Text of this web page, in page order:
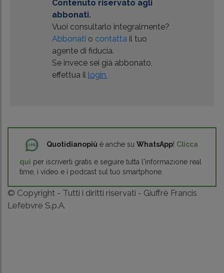
Contenuto riservato agli
abbonati.
Vuoi consultarlo integralmente?
Abbonati o contattail tuo
agente di fiducia.
Se invece sei già abbonato,
effettua il login.
Quotidianopiù è anche su WhatsApp! Clicca
qui per iscriverti gratis e seguire tutta l'informazione real
time, i video e i podcast sul tuo smartphone.
© Copyright - Tutti i diritti riservati - Giuffrè Francis
Lefebvre S.p.A.